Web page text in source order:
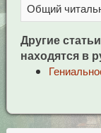
Общий
Другие
находятся в